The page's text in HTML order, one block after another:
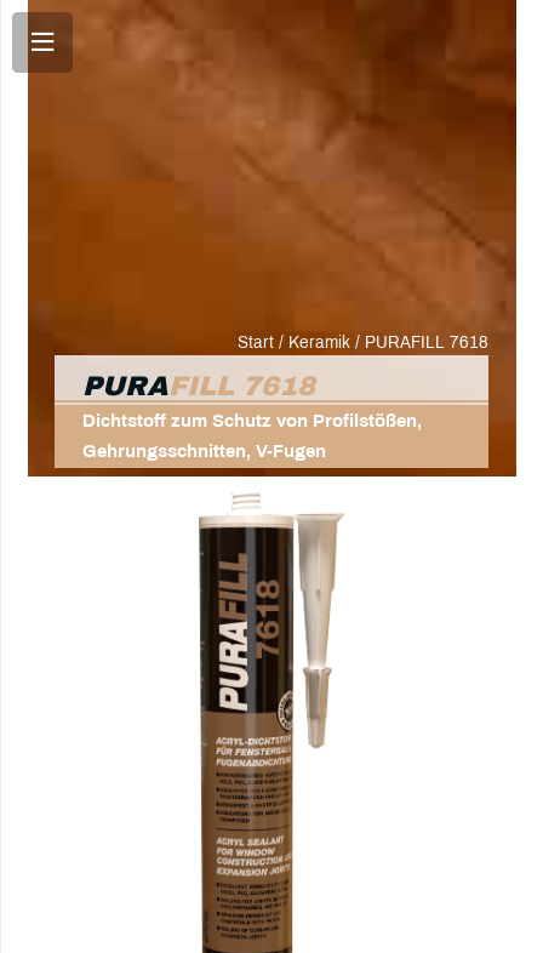
Start / Keramik / PURAFILL 7618
PURAFILL 7618
Dichtstoff zum Schutz von Profilstößen,
Gehrungsschnitten, V-Fugen